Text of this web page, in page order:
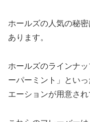
ホールズの人気の秘
あります。
ホールズのラインナ
ーパーミント」とい
エーションが用意され